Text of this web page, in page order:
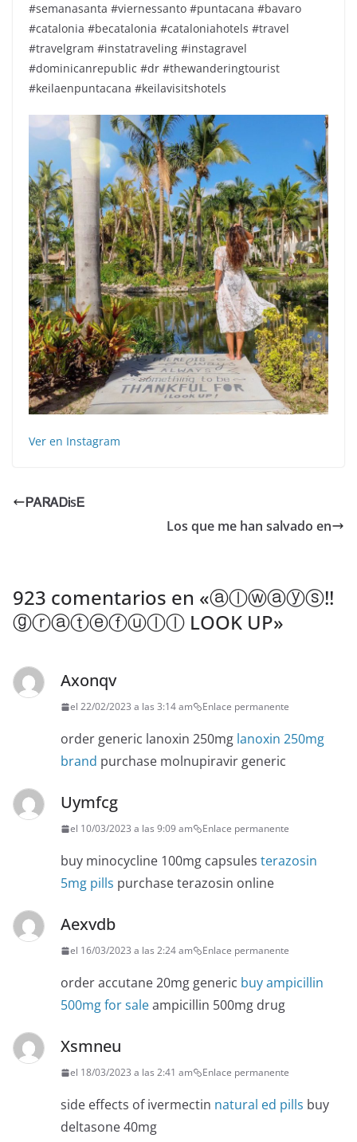
#semanasanta #viernessanto #puntacana #bavaro
#catalonia #becatalonia #cataloniahotels #travel
#travelgram #instatraveling #instagravel
#dominicanrepublic #dr #thewanderingtourist
#keilaenpuntacana #keilavisitshotels
Ver en Instagram
️ᏢᎪᏒᎪᎠᎥsᎬ ️
Los que me han salvado en
923 comentarios en «ⓐⓛⓦⓐⓨⓢ!!
ⓖⓡⓐⓣⓔⓕⓤⓛⓛ LOOK UP️»
Axonqv
el 22/02/2023 a las 3:14 am Enlace permanente
order generic lanoxin 250mg lanoxin 250mg
brand purchase molnupiravir generic
Uymfcg
el 10/03/2023 a las 9:09 am Enlace permanente
buy minocycline 100mg capsules terazosin
5mg pills purchase terazosin online
Aexvdb
el 16/03/2023 a las 2:24 am Enlace permanente
order accutane 20mg generic buy ampicillin
500mg for saleampicillin 500mg drug
Xsmneu
el 18/03/2023 a las 2:41 am Enlace permanente
side effects of ivermectin natural ed pills buy
deltasone 40mg